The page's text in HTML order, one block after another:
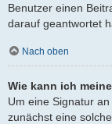
Benutzer einen
darauf geantwortet
Nach oben
Wie kann ich
Um eine Signatur
zunächst eine